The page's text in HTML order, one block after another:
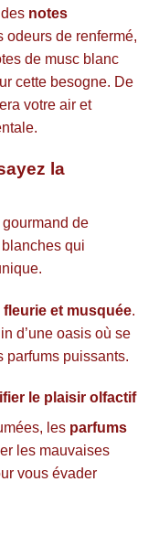
notes
odeurs de renfermé,
de musc blanc
cette besogne. De
votre air et
la
de
qui
fleurie et musquée.
d’une oasis où se
parfums puissants.
le plaisir olfactif
les parfums
les mauvaises
vous évader